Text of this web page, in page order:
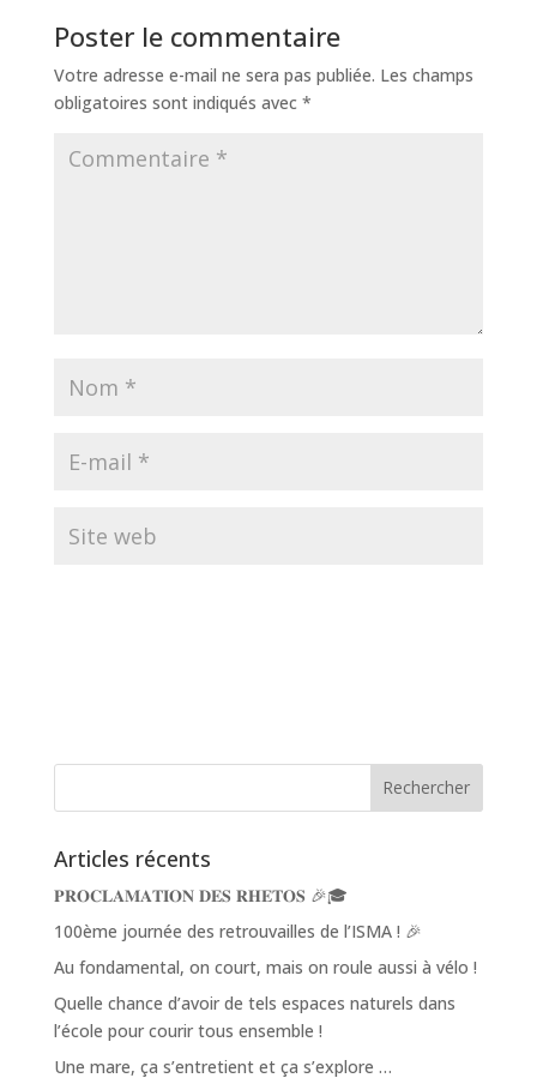
Poster le commentaire
Votre adresse e-mail ne sera pas publiée. Les champs
obligatoires sont indiqués avec *
Articles récents
𝐏𝐑𝐎𝐂𝐋𝐀𝐌𝐀𝐓𝐈𝐎𝐍 𝐃𝐄𝐒 𝐑𝐇𝐄𝐓𝐎𝐒 🎉🎓
100ème journée des retrouvailles de l’ISMA ! 🎉
Au fondamental, on court, mais on roule aussi à vélo !
Quelle chance d’avoir de tels espaces naturels dans
l’école pour courir tous ensemble !
Une mare, ça s’entretient et ça s’explore …